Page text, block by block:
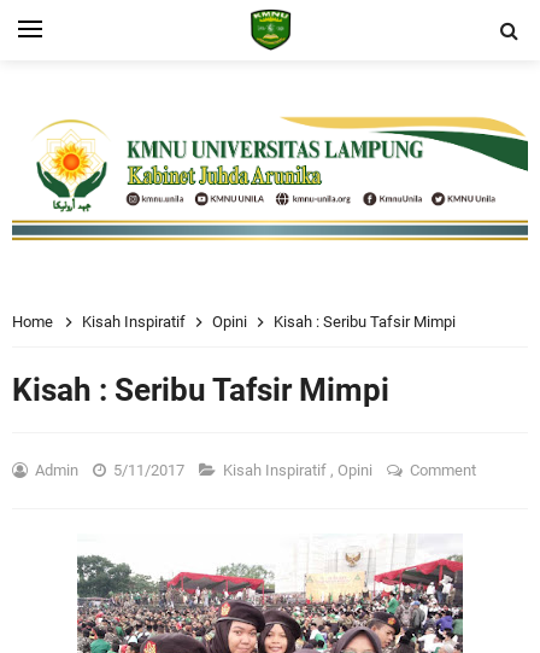
Home Kisah Inspiratif Opini Kisah : Seribu Tafsir Mimpi
Kisah : Seribu Tafsir Mimpi
Admin 5/11/2017 Kisah Inspiratif , Opini Comment